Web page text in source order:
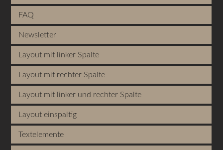
FAQ
Newsletter
Layout mit linker Spalte
Layout mit rechter Spalte
Layout mit linker und rechter Spalte
Layout einspaltig
Textelemente